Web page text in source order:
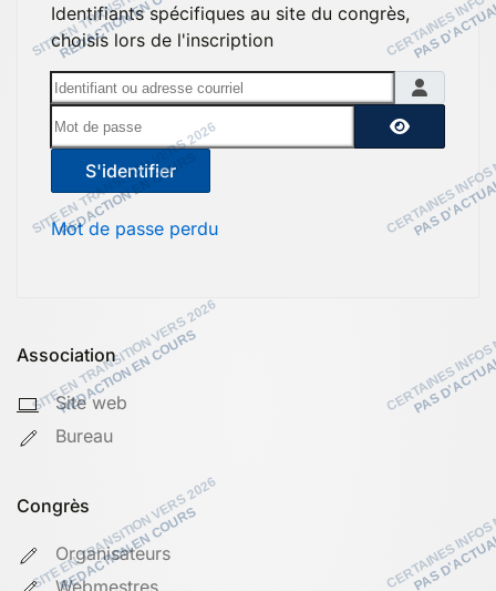
Identifiants spécifiques au site du congrès,
choisis lors de l'inscription
Identifiant ou adresse courriel
Mot de passe
Afficher le
S'identifier
Mot de passe perdu
Association
Site web
Bureau
Congrès
Organisateurs
Webmestres